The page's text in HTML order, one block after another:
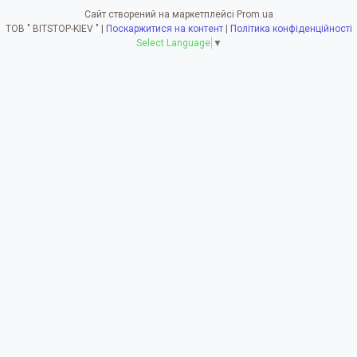
Сайт створений на маркетплейсі Prom.ua
ТОВ " BITSTOP-KIEV " | Поскаржитися на контент | Політика конфіденційності
Select Language ▼